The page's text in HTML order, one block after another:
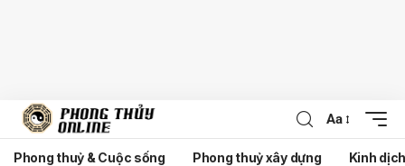
Aa
Phong thuỷ & Cuộc sống Phong thuỷ xây dựng Kinh